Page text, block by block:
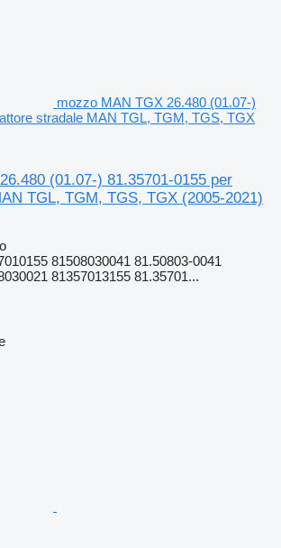
mozzo MAN TGX 26.480 (01.07-)
stradale MAN TGL, TGM, TGS, TGX
(01.07-) 81.35701-0155 per
TGL, TGM, TGS, TGX (2005-2021)
81508030041 81.50803-0041
81357013155 81.35701...